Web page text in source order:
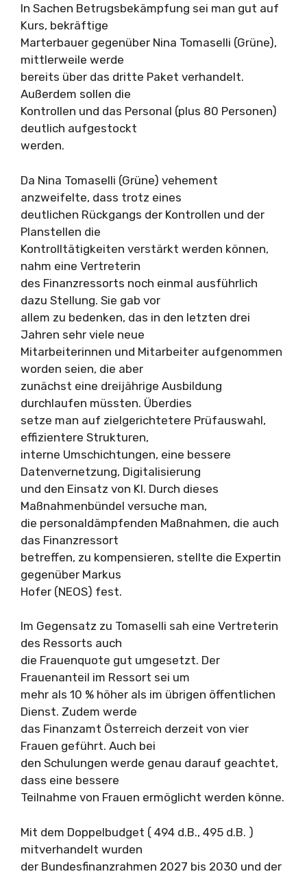
In Sachen Betrugsbekämpfung sei man gut auf
Kurs, bekräftige
Marterbauer gegenüber Nina Tomaselli (Grüne),
mittlerweile werde
bereits über das dritte Paket verhandelt.
Außerdem sollen die
Kontrollen und das Personal (plus 80 Personen)
deutlich aufgestockt
werden.
Da Nina Tomaselli (Grüne) vehement
anzweifelte, dass trotz eines
deutlichen Rückgangs der Kontrollen und der
Planstellen die
Kontrolltätigkeiten verstärkt werden können,
nahm eine Vertreterin
des Finanzressorts noch einmal ausführlich
dazu Stellung. Sie gab vor
allem zu bedenken, das in den letzten drei
Jahren sehr viele neue
Mitarbeiterinnen und Mitarbeiter aufgenommen
worden seien, die aber
zunächst eine dreijährige Ausbildung
durchlaufen müssten. Überdies
setze man auf zielgerichtetere Prüfauswahl,
effizientere Strukturen,
interne Umschichtungen, eine bessere
Datenvernetzung, Digitalisierung
und den Einsatz von KI. Durch dieses
Maßnahmenbündel versuche man,
die personaldämpfenden Maßnahmen, die auch
das Finanzressort
betreffen, zu kompensieren, stellte die Expertin
gegenüber Markus
Hofer (NEOS) fest.
Im Gegensatz zu Tomaselli sah eine Vertreterin
des Ressorts auch
die Frauenquote gut umgesetzt. Der
Frauenanteil im Ressort sei um
mehr als 10 % höher als im übrigen öffentlichen
Dienst. Zudem werde
das Finanzamt Österreich derzeit von vier
Frauen geführt. Auch bei
den Schulungen werde genau darauf geachtet,
dass eine bessere
Teilnahme von Frauen ermöglicht werden könne.
Mit dem Doppelbudget ( 494 d.B., 495 d.B. )
mitverhandelt wurden
der Bundesfinanzrahmen 2027 bis 2030 und der